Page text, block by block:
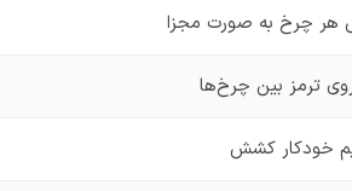
هر چرخ به صورت مجزا
ترمز بین چرخ‌ها
خودکار کشش